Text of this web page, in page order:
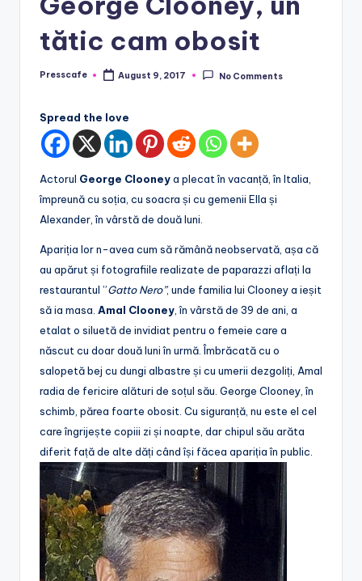
tătic cam obosit
Posted
Presscafe August 9, 2017 No Comments
Spread the love
Actorul George Clooneya plecat în vacanță, în Italia,
împreună cu soția, cu soacra și cu gemenii Ella și
Alexander, în vârstă de două luni.
Apariția lor n-avea cum să rămână neobservată, așa că
au apărut și fotografiile realizate de paparazzi aflați la
restaurantul ”Gatto Nero”, unde familia lui Clooney a ieșit
să ia masa. Amal Clooney , în vârstă de 39 de ani, a
etalat o siluetă de invidiat pentru o femeie care a
născut cu doar două luni în urmă. Îmbrăcată cu o
salopetă bej cu dungi albastre și cu umerii dezgoliți, Amal
radia de fericire alături de soțul său. George Clooney, în
schimb, părea foarte obosit. Cu siguranță, nu este el cel
care îngrijește copiii zi și noapte, dar chipul său arăta
diferit față de alte dăți când își făcea apariția în public.